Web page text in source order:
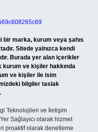
bir marka, kurum veya şahıs
Sitede yalnızca kendi
Burada yer alan içerikler
kurum ve kişiler hakkında
ve kişiler ile isim
bilgiler taslak
Teknolojileri ve İletişim
Sağlayıcı olarak hizmet
proaktif olarak denetleme